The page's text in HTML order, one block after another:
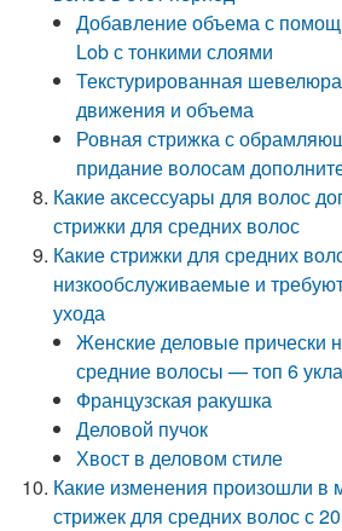
Добавление объема с
Lob с тонкими слоями
Текстурированная
движения и объема
Ровная стрижка с
придание волосам
Какие аксессуары для волос
стрижки для средних волос
Какие стрижки для средних
низкообслуживаемые и
ухода
Женские деловые прически
средние волосы — топ 6
Французская ракушка
Деловой пучок
Хвост в деловом стиле
Какие изменения произошли в
стрижек для средних волос с